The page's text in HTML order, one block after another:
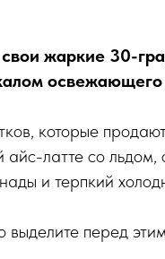
жаркие 30-
которые
латте со льдом,
и терпкий
перед